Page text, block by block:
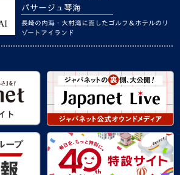
パサージュ琴海
長崎の内海・大村湾に面したゴルフ＆ホテルのリ
ゾートアイランド